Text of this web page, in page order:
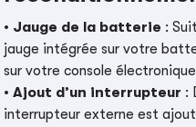
• Jauge de la batterie :
jauge intégrée sur votre
sur votre console
•Ajout d’un interrupteur :
interrupteur externe est